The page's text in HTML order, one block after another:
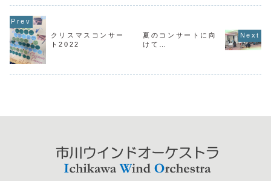
見を出し合いなが
ら、より良い演奏
クリスマスコンサー
ト2022
夏のコンサートに向
けて…